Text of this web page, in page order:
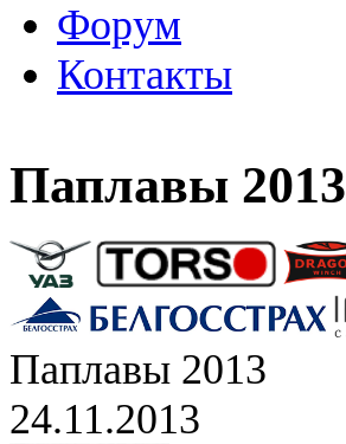
Форум
Контакты
Паплавы 2013
Паплавы 2013
24.11.2013